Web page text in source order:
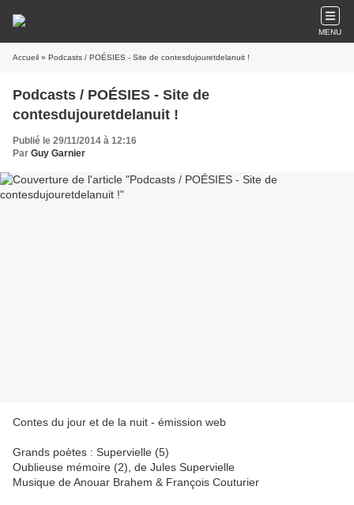
MENU
Accueil » Podcasts / POÉSIES - Site de contesdujouretdelanuit !
Podcasts / POÉSIES - Site de
contesdujouretdelanuit !
Publié le 29/11/2014 à 12:16
Par Guy Garnier
Contes du jour et de la nuit - émission web
Grands poètes : Supervielle (5)
Oublieuse mémoire (2), de Jules Supervielle
Musique de Anouar Brahem & François Couturier